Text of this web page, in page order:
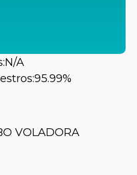
N/A
95.99%
VOLADORA